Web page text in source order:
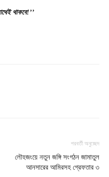
থাকবে!’’
পরবর্তী অনুচ্ছেদ
লৌহজংয়ে নতুন জঙ্গি সংগঠন জামাতুল
আনসারের আমিরসহ গ্রেফতার ৩